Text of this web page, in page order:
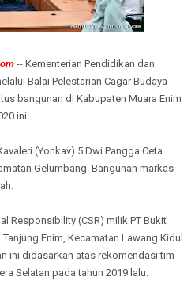
-- Kementerian Pendidikan dan
Balai Pelestarian Cagar Budaya
bangunan di Kabupaten Muara Enim
ini.
(Yonkav) 5 Dwi Pangga Ceta
Gelumbang. Bangunan markas
Responsibility (CSR) milik PT Bukit
Enim, Kecamatan Lawang Kidul
ini didasarkan atas rekomendasi tim
Selatan pada tahun 2019 lalu.